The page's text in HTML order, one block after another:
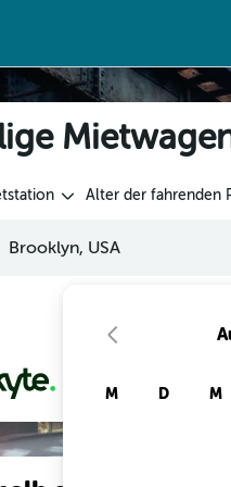
Alter der fahrenden
M D M